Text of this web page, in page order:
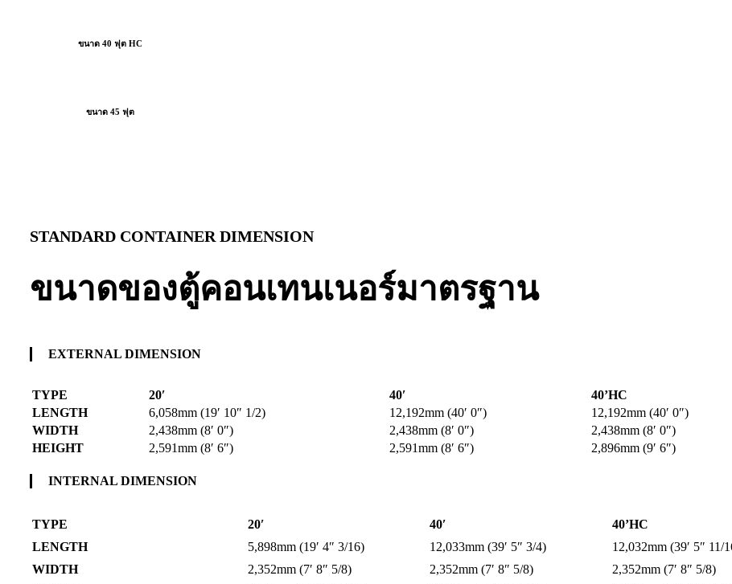
ขนาด 40 ฟุต HC
ขนาด 45 ฟุต
STANDARD CONTAINER DIMENSION
ขนาดของตู้คอนเทนเนอร์มาตรฐาน
EXTERNAL DIMENSION
TYPE 20′ 40′ 40’HC
LENGTH
6,058mm (19′ 10″ 1/2) 12,192mm (40′ 0″) 12,192mm (40′ 0″)
WIDTH
2,438mm (8′ 0″) 2,438mm (8′ 0″) 2,438mm (8′ 0″)
HEIGHT
2,591mm (8′ 6″) 2,591mm (8′ 6″) 2,896mm (9′ 6″)
INTERNAL DIMENSION
TYPE 20′ 40′ 40’HC
LENGTH
5,898mm (19′ 4″ 3/16) 12,033mm (39′ 5″ 3/4) 12,032mm (39′ 5″ 11/
WIDTH
2,352mm (7′ 8″ 5/8) 2,352mm (7′ 8″ 5/8) 2,352mm (7′ 8″ 5/8)